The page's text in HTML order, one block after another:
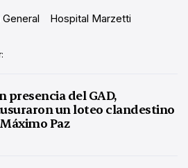
Hospital Marzetti
presencia del GAD,
un loteo clandestino
Paz